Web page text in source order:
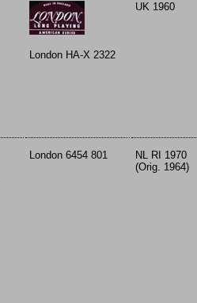
London HA-X 2322
UK 1960
London 6454 801
NL RI 1970
(Orig. 1964)